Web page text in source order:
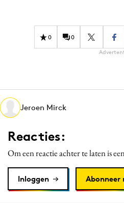
Diversiteit
Interne communicatie
Martech
Media
Merkstrategie
PR
Purpose Marketing
Reputatie & crisis
0 0
Jeroen Mirck
Reacties:
Om een reactie achter te laten is
Inloggen Abonneer